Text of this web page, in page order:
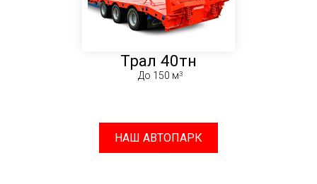
Трал 40тн
До 150 м
НАШ АВТОПАРК